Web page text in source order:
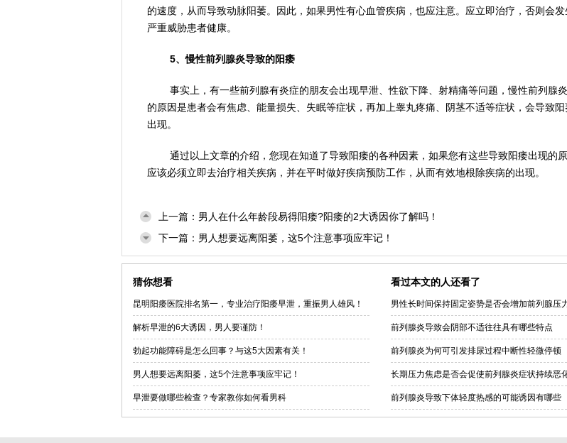
的速度，从而导致动脉阳萎。因此，如果男性有心血管疾病，也应注意。应立即治疗，否则会发
严重威胁患者健康。
5、慢性前列腺炎导致的阳痿
事实上，有一些前列腺有炎症的朋友会出现早泄、性欲下降、射精痛等问题，慢性前列腺
的原因是患者会有焦虑、能量损失、失眠等症状，再加上睾丸疼痛、阴茎不适等症状，会导致
出现。
通过以上文章的介绍，您现在知道了导致阳痿的各种因素，如果您有这些导致阳痿出现的
应该必须立即去治疗相关疾病，并在平时做好疾病预防工作，从而有效地根除疾病的出现。
上一篇： 男人在什么年龄段易得阳痿?阳痿的2大诱因你了解吗！
下一篇： 男人想要远离阳萎，这5个注意事项应牢记！
猜你想看
昆明阳痿医院排名第一，专业治疗阳痿早泄，重振男人雄风！
解析早泄的6大诱因，男人要谨防！
勃起功能障碍是怎么回事？与这5大因素有关！
男人想要远离阳萎，这5个注意事项应牢记！
早泄要做哪些检查？专家教你如何看男科
看过本文的人还看了
男性长时间保持固定姿势是否会增加前列腺压
前列腺炎导致会阴部不适往往具有哪些特点
前列腺炎为何可引发排尿过程中断性轻微停顿
长期压力焦虑是否会促使前列腺炎症状持续恶
前列腺炎导致下体轻度热感的可能诱因有哪些